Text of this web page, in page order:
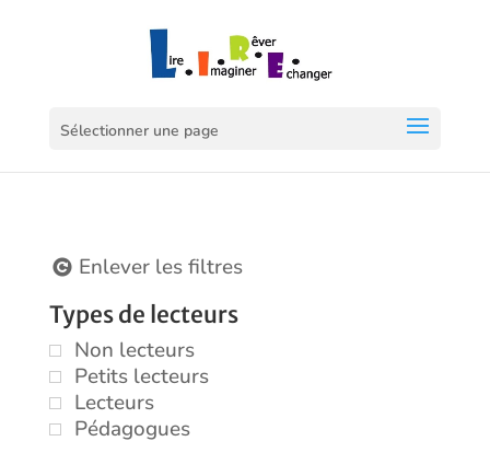
Sélectionner une page
Enlever les filtres
Types de lecteurs
Non lecteurs
Petits lecteurs
Lecteurs
Pédagogues